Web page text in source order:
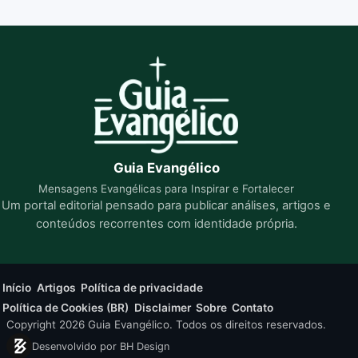
Guia Evangélico
Mensagens Evangélicas para Inspirar e Fortalecer
Um portal editorial pensado para publicar análises, artigos e
conteúdos recorrentes com identidade própria.
Início Artigos Política de privacidade
Política de Cookies (BR) Disclaimer Sobre Contato
Copyright 2026 Guia Evangélico. Todos os direitos reservados.
Desenvolvido por BH Design